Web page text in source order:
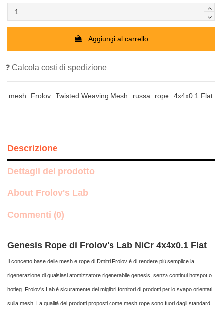
Aggiungi al carrello
❓ Calcola costi di spedizione
mesh Frolov Twisted Weaving Mesh russa rope 4x4x0.1 Flat
Descrizione
Dettagli del prodotto
About Frolov's Lab
Commenti (0)
Genesis Rope di Frolov's Lab NiCr 4x4x0.1 Flat
Il concetto base delle mesh e rope di Dmitri Frolov è di rendere più semplice la
rigenerazione di qualsiasi atomizzatore rigenerabile genesis, senza continui hotspot o
hotleg. Frolov's Lab è sicuramente dei migliori fornitori di prodotti per lo svapo orientati
sulla mesh. La qualità dei prodotti proposti come mesh rope sono fuori dagli standard